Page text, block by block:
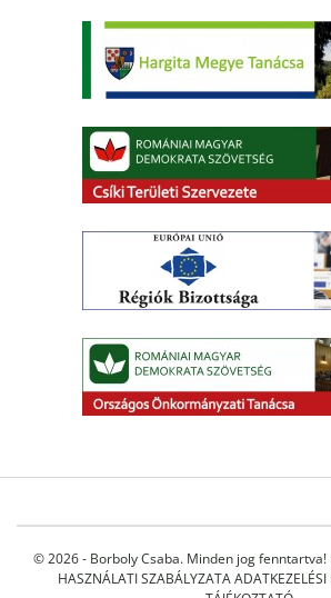
© 2026 - Borboly Csaba. Minden jog fenntartva!
HASZNÁLATI SZABÁLYZATA